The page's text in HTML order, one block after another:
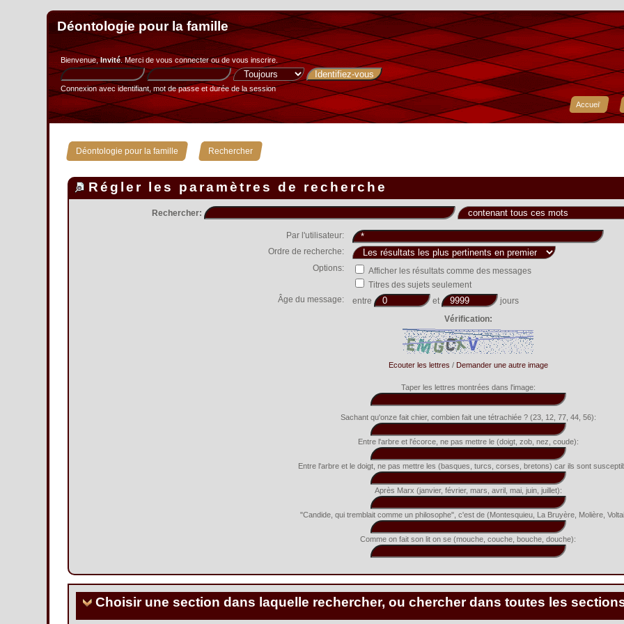
Déontologie pour la famille
Bienvenue,Invité. Merci devous connecterou devous inscrire.
Connexion avec identifiant, mot de passe et durée de la session
Accueil
Déontologie pour la famille » Rechercher
Régler les paramètres de recherche
Rechercher:
Par l'utilisateur:
Ordre de recherche:
Options:
Afficher les résultats comme des messages
Titres des sujets seulement
Âge du message:
entre et
jours
Vérification:
Ecouter les lettres / Demander une autre image
Taper les lettres montrées dans l'image:
Sachant qu'onze fait chier, combien fait une tétrachiée ? (23, 12, 77, 44, 56):
Entre l'arbre et l'écorce, ne pas mettre le (doigt, zob, nez, coude):
Entre l'arbre et le doigt, ne pas mettre les (basques, turcs, corses, bretons) car ils sont
Après Marx (janvier, février, mars, avril, mai, juin, juillet):
"Candide, qui tremblait comme un philosophe", c'est de (Montesquieu, La Bruyère, Molière,
Comme on fait son lit on se (mouche, couche, bouche, douche):
Choisir une section dans laquelle rechercher, ou chercher dans toutes les